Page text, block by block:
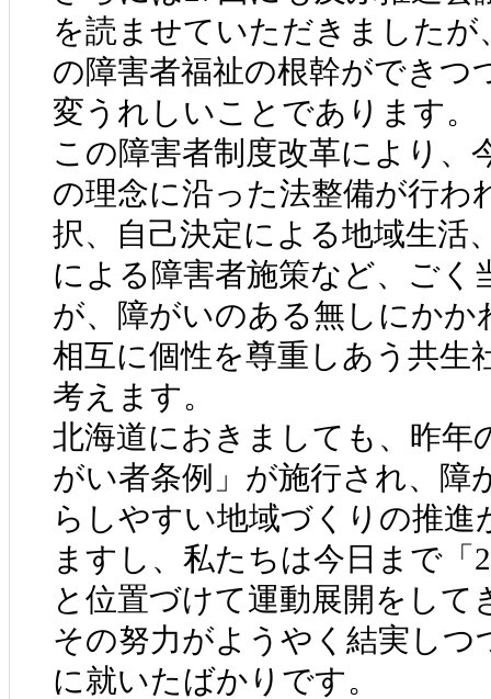
を読ませていただきましたが
の障害者福祉の根幹ができつ
変うれしいことであります。
この障害者制度改革により、
の理念に沿った法整備が行わ
択、自己決定による地域生活
による障害者施策など、ごく
が、障がいのある無しにかか
相互に個性を尊重しあう共生
考えます。
北海道におきましても、昨年
がい者条例」が施行され、障
らしやすい地域づくりの推
ますし、私たちは今日まで「
と位置づけて運動展開をして
その努力がようやく結実し
に就いたばかりです。